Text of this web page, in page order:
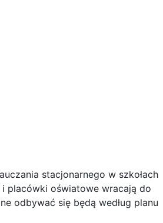
stacjonarnego w szkołach
i placówki oświatowe wracają do
odbywać się będą według planu